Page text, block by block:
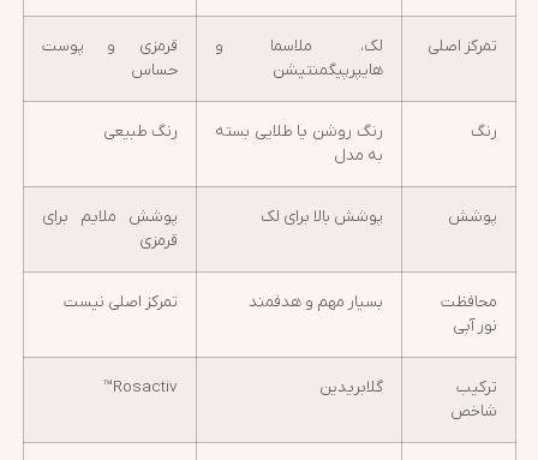
تمرکز اصلی
لک، ملاسما و
هایپرپیگمنتیشن
قرمزی و پوست
حساس
رنگ
رنگ روشن یا طلایی بسته
به مدل
رنگ طبیعی
پوشش پوشش بالا برای لک
پوشش ملایم برای
قرمزی
محافظت
نور آبی
بسیار مهم و هدفمند تمرکز اصلی نیست
ترکیب
شاخص
گلابریدین Rosactiv™